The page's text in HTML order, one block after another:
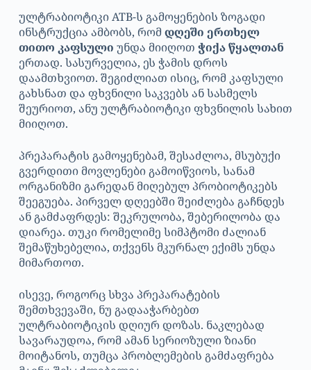
ულტრაბიოტიკი ATB-ს გამოყენების ზოგადი
ინსტრუქცია ამბობს, რომ დღეში ერთხელ
თითო კაფსული უნდა მიიღოთ ჭიქა წყალთან
ერთად. სასურველია, ეს ჭამის დროს
დაამთხვიოთ. შეგიძლიათ ისიც, რომ კაფსული
გახსნათ და ფხვნილი საკვებს ან სასმელს
შეურიოთ, ანუ ულტრაბიოტიკი ფხვნილის სახით
მიიღოთ.
პრეპარატის გამოყენებამ, შესაძლოა, მსუბუქი
გვერდითი მოვლენები გამოიწვიოს, სანამ
ორგანიზმი გარედან მიღებულ პრობიოტიკებს
შეეგუება. პირველ დღეებში შეიძლება გაჩნდეს
ან გამძაფრდეს: შეკრულობა, შებერილობა და
დიარეა. თუკი რომელიმე სიმპტომი ძალიან
შემაწუხებელია, თქვენს მკურნალ ექიმს უნდა
მიმართოთ.
ისევე, როგორც სხვა პრეპარატების
შემთხვევაში, ნუ გადააჭარბებთ
ულტრაბიოტიკის დღიურ დოზას. ნაკლებად
სავარაუდოა, რომ ამან სერიოზული ზიანი
მოიტანოს, თუმცა პრობლემების გამძაფრება